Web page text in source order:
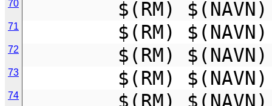
70
$(RM)
71
$(RM)
72
$(RM)
73
$(RM)
74
$(RM)